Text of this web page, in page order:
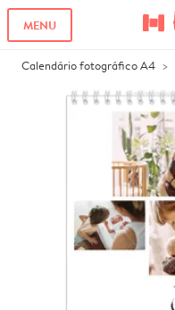
MENU
Calendário fotográfico A4